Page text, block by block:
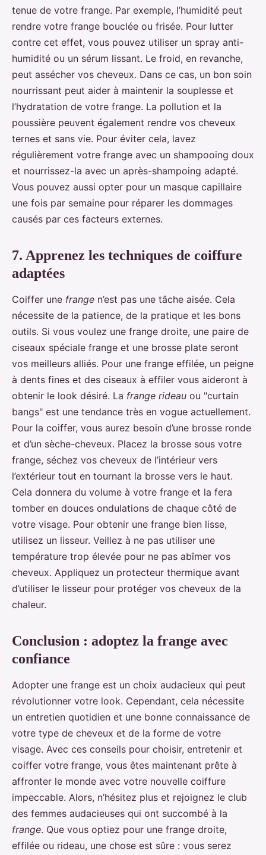
tenue de votre frange. Par exemple, l’humidité peut
rendre votre frange bouclée ou frisée. Pour lutter
contre cet effet, vous pouvez utiliser un spray anti-
humidité ou un sérum lissant. Le froid, en revanche,
peut assécher vos cheveux. Dans ce cas, un bon soin
nourrissant peut aider à maintenir la souplesse et
l’hydratation de votre frange. La pollution et la
poussière peuvent également rendre vos cheveux
ternes et sans vie. Pour éviter cela, lavez
régulièrement votre frange avec un shampooing doux
et nourrissez-la avec un après-shampoing adapté.
Vous pouvez aussi opter pour un masque capillaire
une fois par semaine pour réparer les dommages
causés par ces facteurs externes.
7. Apprenez les techniques de coiffure
adaptées
Coiffer une frange n’est pas une tâche aisée. Cela
nécessite de la patience, de la pratique et les bons
outils. Si vous voulez une frange droite, une paire de
ciseaux spéciale frange et une brosse plate seront
vos meilleurs alliés. Pour une frange effilée, un peigne
à dents fines et des ciseaux à effiler vous aideront à
obtenir le look désiré. La frange rideau ou "curtain
bangs" est une tendance très en vogue actuellement.
Pour la coiffer, vous aurez besoin d’une brosse ronde
et d’un sèche-cheveux. Placez la brosse sous votre
frange, séchez vos cheveux de l’intérieur vers
l’extérieur tout en tournant la brosse vers le haut.
Cela donnera du volume à votre frange et la fera
tomber en douces ondulations de chaque côté de
votre visage. Pour obtenir une frange bien lisse,
utilisez un lisseur. Veillez à ne pas utiliser une
température trop élevée pour ne pas abîmer vos
cheveux. Appliquez un protecteur thermique avant
d’utiliser le lisseur pour protéger vos cheveux de la
chaleur.
Conclusion : adoptez la frange avec
confiance
Adopter une frange est un choix audacieux qui peut
révolutionner votre look. Cependant, cela nécessite
un entretien quotidien et une bonne connaissance de
votre type de cheveux et de la forme de votre
visage. Avec ces conseils pour choisir, entretenir et
coiffer votre frange, vous êtes maintenant prête à
affronter le monde avec votre nouvelle coiffure
impeccable. Alors, n’hésitez plus et rejoignez le club
des femmes audacieuses qui ont succombé à la
frange. Que vous optiez pour une frange droite,
effilée ou rideau, une chose est sûre : vous serez